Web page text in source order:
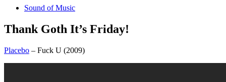
Sound of Music
Thank Goth It’s Friday!
Placebo – Fuck U (2009)